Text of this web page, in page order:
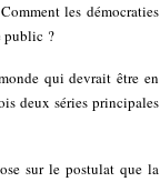
les démocraties
public ?
qui devrait être en
deux séries principales
sur le postulat que la